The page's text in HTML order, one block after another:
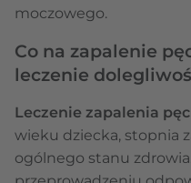
moczowego.
Co na zapalenie
leczenie
Leczenie zapalenia
wieku dziecka, stopnia
ogólnego stanu